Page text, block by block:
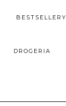
BESTSELLERY
DROGERIA